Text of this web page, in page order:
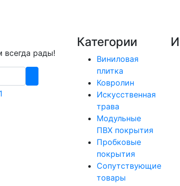
рады!
Категории
Виниловая
плитка
Ковролин
Искусственная
трава
Модульные
ПВХ покрытия
Пробковые
покрытия
Сопутствующие
товары